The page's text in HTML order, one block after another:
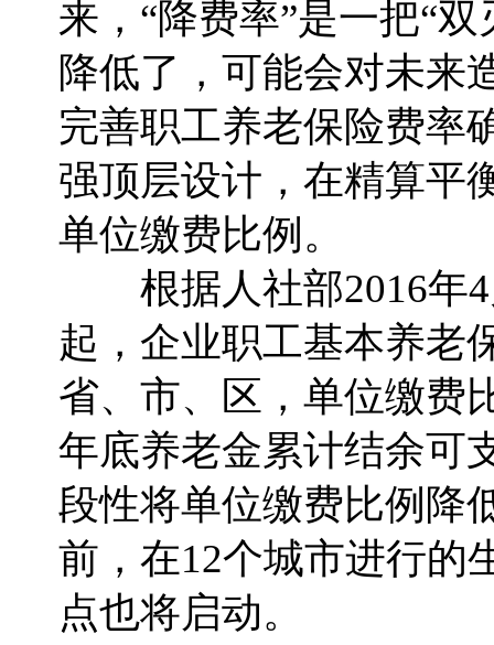
来，“降费率”是一把“
降低了，可能会对未来
完善职工养老保险费率
强顶层设计，在精算平
单位缴费比例。
根据人社部2016年4
起，企业职工基本养老
省、市、区，单位缴费
年底养老金累计结余可
段性将单位缴费比例降
前，在12个城市进行的
点也将启动。